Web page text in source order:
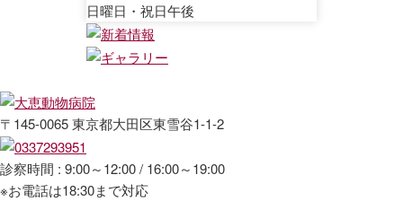
日曜日・祝日午後
〒145-0065 東京都大田区東雪谷1-1-2
診察時間 : 9:00～12:00 / 16:00～19:00
※お電話は18:30まで対応